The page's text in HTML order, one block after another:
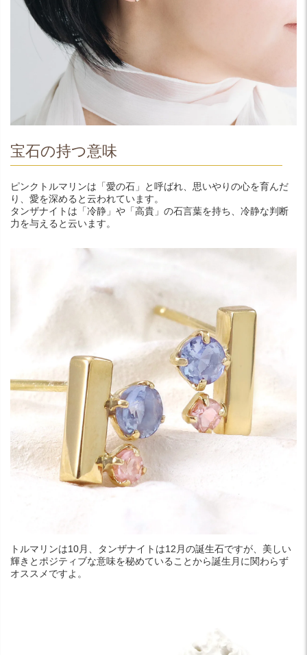
宝石の持つ意味
ピンクトルマリンは「愛の石」と呼ばれ、思いやりの心を育んだ
り、愛を深めると云われています。
タンザナイトは「冷静」や「高貴」の石言葉を持ち、冷静な判断
力を与えると云います。
トルマリンは10月、タンザナイトは12月の誕生石ですが、美しい
輝きとポジティブな意味を秘めていることから誕生月に関わらず
オススメですよ。